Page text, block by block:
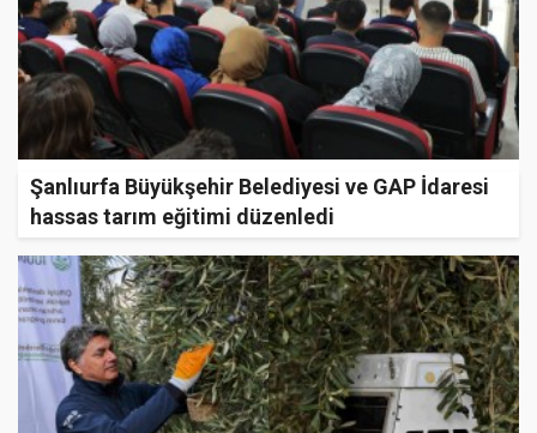
Şanlıurfa Büyükşehir Belediyesi ve GAP İdaresi
hassas tarım eğitimi düzenledi